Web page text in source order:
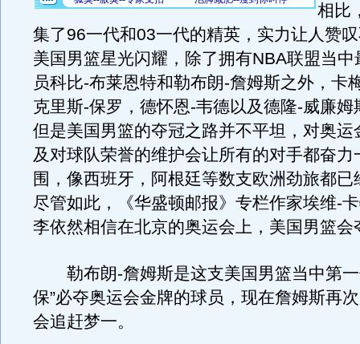
相比
集了96一代和03一代的精英，实力让人赞
美国男篮星光闪耀，除了拥有NBA联盟当
员科比-布莱恩特和勒布朗-詹姆斯之外，卡
克里斯-保罗，德怀恩-韦德以及德隆-威廉姆
但是美国男篮的夺冠之路并不平坦，对奥运
及对球队荣誉的维护会让所有的对手都奋力
围，像西班牙，阿根廷等数支欧洲劲旅都已
尽管如此，《华盛顿邮报》专栏作家埃维-
李依然相信在北京的奥运会上，美国男篮会
勒布朗-詹姆斯是这支美国男篮当中第一
保”必夺奥运会金牌的球员，现在詹姆斯再
会追赶梦一。